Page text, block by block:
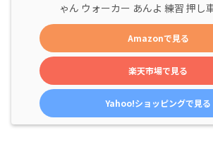
ゃん ウォーカー あんよ 練習 押し
Amazonで見る
楽天市場で見る
Yahoo!ショッピングで見る